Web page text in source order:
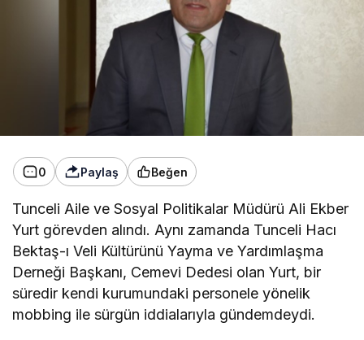
0 Paylaş Beğen
Tunceli Aile ve Sosyal Politikalar Müdürü Ali Ekber
Yurt görevden alındı. Aynı zamanda Tunceli Hacı
Bektaş-ı Veli Kültürünü Yayma ve Yardımlaşma
Derneği Başkanı, Cemevi Dedesi olan Yurt, bir
süredir kendi kurumundaki personele yönelik
mobbing ile sürgün iddialarıyla gündemdeydi.